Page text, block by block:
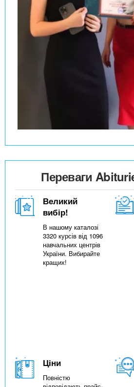
Переваги
Великий
вибір!
В нашому каталозі
3320 курсів від 1096
навчальних центрів
України. Вибирайте
кращих!
Ціни
Повністю